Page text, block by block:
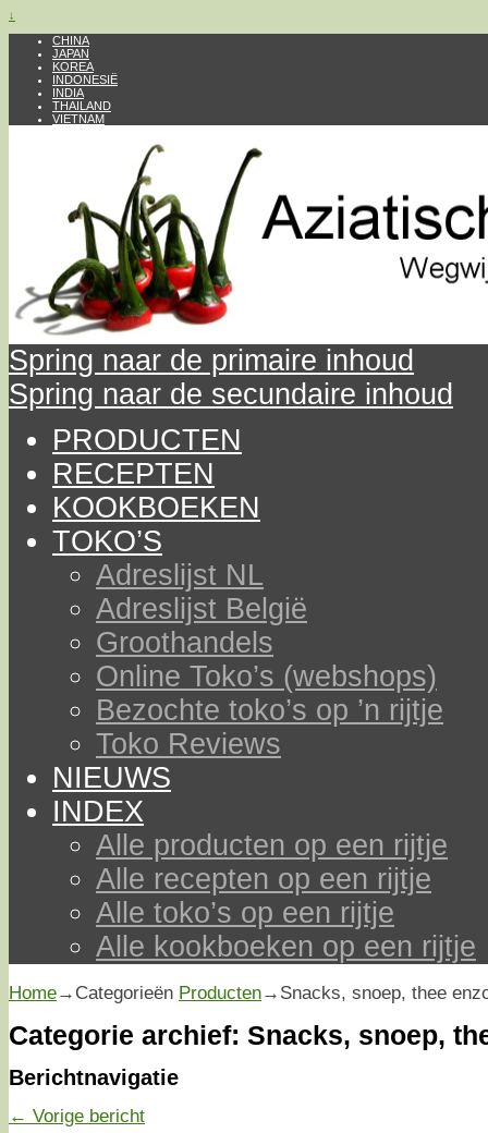
↓
CHINA
JAPAN
KOREA
INDONESIË
INDIA
THAILAND
VIETNAM
Spring naar de primaire inhoud
Spring naar de secundaire inhoud
PRODUCTEN
RECEPTEN
KOOKBOEKEN
TOKO’S
Adreslijst NL
Adreslijst België
Groothandels
Online Toko’s (webshops)
Bezochte toko’s op ’n rijtje
Toko Reviews
NIEUWS
INDEX
Alle producten op een rijtje
Alle recepten op een rijtje
Alle toko’s op een rijtje
Alle kookboeken op een rijtje
Home→Categorieën Producten→ Snacks, snoep, thee
Categorie archief: Snacks, snoep,
Berichtnavigatie
← Vorige bericht